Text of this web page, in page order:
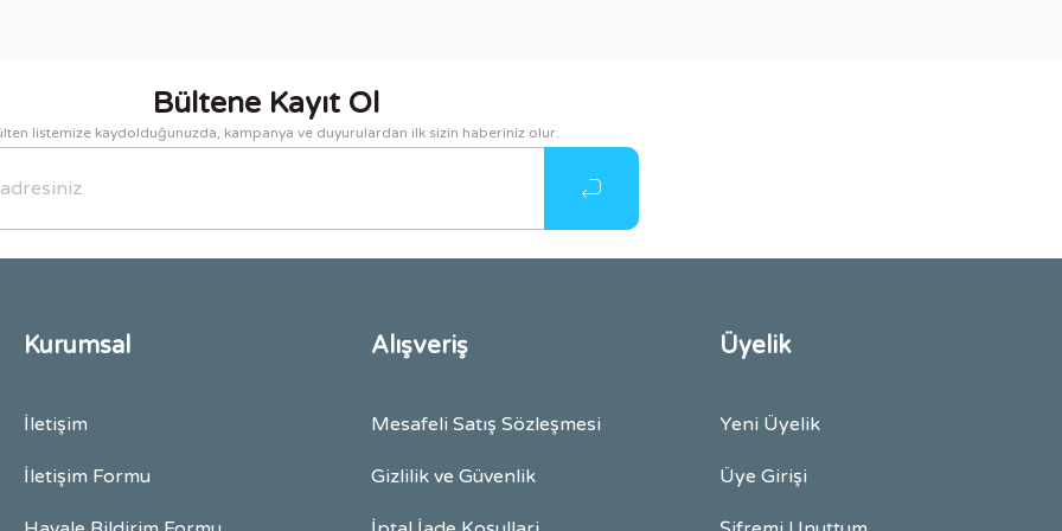
Bültene Kayıt Ol
listemize kaydolduğunuzda, kampanya ve duyurulardan ilk sizin haberiniz olur.
Kurumsal
İletişim
İletişim Formu
Alışveriş
Mesafeli Satış Sözleşmesi
Gizlilik ve Güvenlik
Üyelik
Yeni Üyelik
Üye Girişi